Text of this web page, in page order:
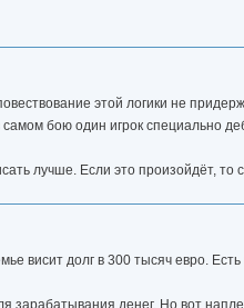
этой логики не
бою один игрок специально
лучше. Если это произойдёт, то
висит долг в 300 тысяч евро.
зарабатывания денег. Но вот